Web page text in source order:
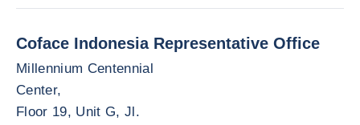
Coface Indonesia Representative Office
Millennium Centennial
Center,
Floor 19, Unit G, Jl.